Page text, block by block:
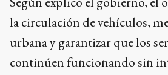
la circulación de vehículos,
urbana y garantizar que los
continúen funcionando sin